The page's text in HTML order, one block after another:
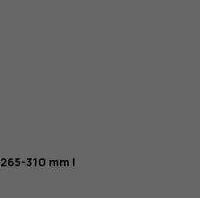
310 mm |